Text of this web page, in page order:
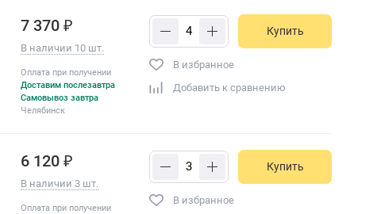
7 370 ₽
В наличии 10 шт.
Оплата при получении
Доставим послезавтра
Самовывоз завтра
Челябинск
Купить
В избранное
Добавить к сравнению
6 120 ₽
В наличии 3 шт.
Оплата при получении
Купить
В избранное